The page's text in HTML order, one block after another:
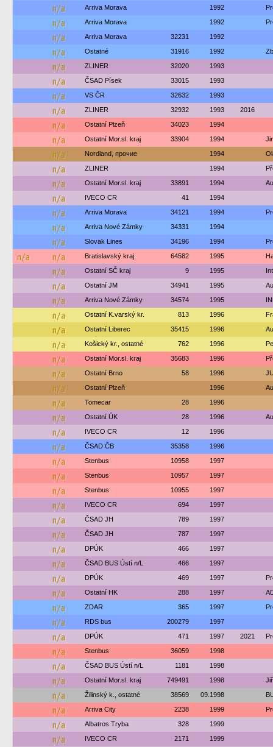
n/a Arriva Morava 1992
n/a Arriva Morava 1992
n/a Arriva Morava 32231 1992
n/a Ostatné 31916 1992
n/a ZLINER 32020 1993
n/a ČSAD Písek 33015 1993
n/a VS ČR 32632 1993
n/a ZLINER 32932 1993 2016
n/a Ostatní Plzeň 34023 1994
n/a Ostatní Mor.sl. kraj 33904 1994
n/a Nordland, прочие 1994
n/a ZLINER 1994
n/a Ostatní Mor.sl. kraj 33891 1994
n/a IVECO CR 41 1994
n/a Arriva Morava 34121 1994
n/a Arriva Nové Zámky 34331 1994
n/a Slovak Lines 34196 1994
n/a n/a Bratislavský kraj 64582 1995
n/a Ostatní SČ kraj 9 1995
n/a Ostatní JM 34941 1995
n/a Arriva Nové Zámky 34574 1995
n/a Ostatní K.varský kr. 813 1996
n/a Ostatní Liberec 35415 1996
n/a Košický kr., ostatné 762 1996
n/a Ostatní Mor.sl. kraj 35683 1996
n/a Ostatní Brno 58 1996
n/a Ostatní Plzeň 1996
n/a Tomecar 28 1996
n/a Ostatní ÚK 28 1996
n/a IVECO CR 12 1996
n/a ČSAD ČB 35358 1996
n/a Stenbus 10958 1997
n/a Stenbus 10957 1997
n/a Stenbus 10955 1997
n/a IVECO CR 694 1997
n/a ČSAD JH 789 1997
n/a ČSAD JH 787 1997
n/a DPÚK 466 1997
n/a ČSAD BUS Ústí n/L 466 1997
n/a DPÚK 469 1997
n/a Ostatní HK 288 1997
n/a ZDAR 365 1997
n/a RDS bus 200279 1997
n/a DPÚK 471 1997 2021
n/a Stenbus 36059 1998
n/a ČSAD BUS Ústí n/L 1181 1998
n/a Ostatní Mor.sl. kraj 749491 1998
n/a Žilinský k., ostatné 38569 09.1998
n/a Arriva City 2238 1999
n/a Albatros Tryba 328 1999
n/a IVECO CR 2171 1999